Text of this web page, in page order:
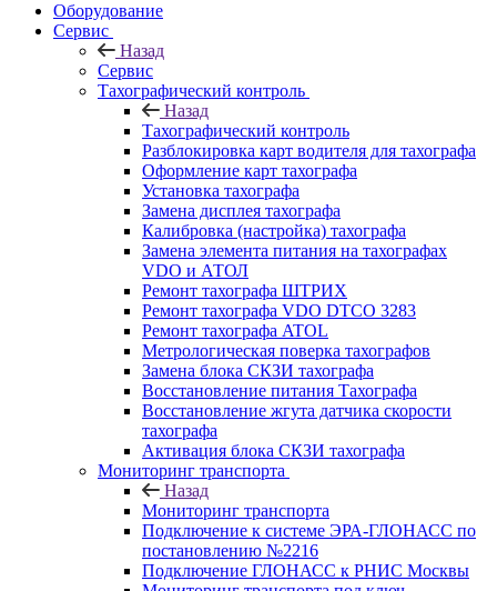
Оборудование
Сервис
Назад
Сервис
Тахографический контроль
Назад
Тахографический контроль
Разблокировка карт водителя для тахографа
Оформление карт тахографа
Установка тахографа
Замена дисплея тахографа
Калибровка (настройка) тахографа
Замена элемента питания на тахографах
VDO и АТОЛ
Ремонт тахографа ШТРИХ
Ремонт тахографа VDO DTCO 3283
Ремонт тахографа ATOL
Метрологическая поверка тахографов
Замена блока СКЗИ тахографа
Восстановление питания Тахографа
Восстановление жгута датчика скорости
тахографа
Активация блока СКЗИ тахографа
Мониторинг транспорта
Назад
Мониторинг транспорта
Подключение к системе ЭРА-ГЛОНАСС по
постановлению №2216
Подключение ГЛОНАСС к РНИС Москвы